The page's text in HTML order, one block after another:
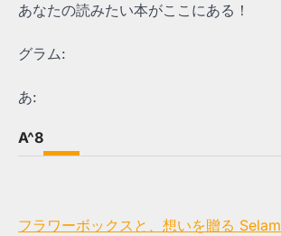
あなたの読みたい本がここにある！
グラム:
あ:
A^8
フラワーボックスと、想いを贈る Selam